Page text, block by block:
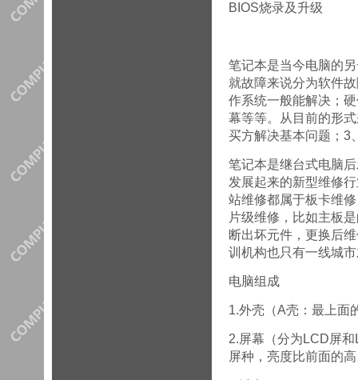
BIOS烧录及升级
笔记本是当今电脑的
就故障来说分为软件
作系统一般能解决；
幕等等。从目前的形
买方解决基本问题；3
笔记本是继台式电脑
发展起来的新型维修
站维修都属于板卡维
片级维修，比如主板
断出坏元件，更换后
训机构也只有一线城
电脑组成
1.外壳（A壳：最上面
2.屏幕（分为LCD屏
屏种，亮度比前面的